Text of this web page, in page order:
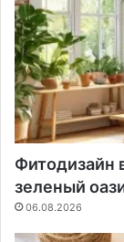
Фитодизайн
зеленый
06.08.2026